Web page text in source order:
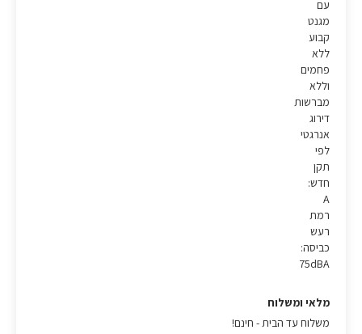
עם
מגנט
קבוע
ללא
פחמים
וללא
מברשות
דירוג
אנרגטי
לפי
תקן
חדש:
A
רמת
רעש
כביסה:
75dBA
מלאי ומשלוח
משלוח עד הבית - חינם!